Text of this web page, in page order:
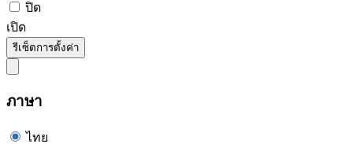
ปิด
เปิด
รีเซ็ตการตั้งค่า
ภาษา
ไทย